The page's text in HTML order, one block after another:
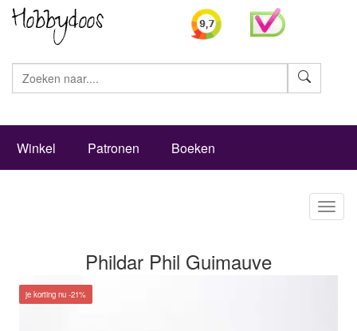
Winkel Patronen Boeken
Phildar Phil Guimauve
je korting nu -21%